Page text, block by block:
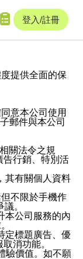
登入/註冊
提供全面的保
意本公司使用
郵件與本公司
關法令之規
告行銷、特別活
其有關個人資料
不限於手機作
。
本公司服務的內
定標題廣告、優
消功能。
驗價值。如不願